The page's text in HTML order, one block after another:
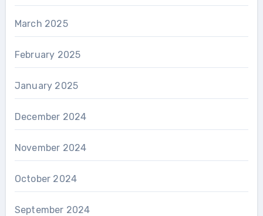
March 2025
February 2025
January 2025
December 2024
November 2024
October 2024
September 2024